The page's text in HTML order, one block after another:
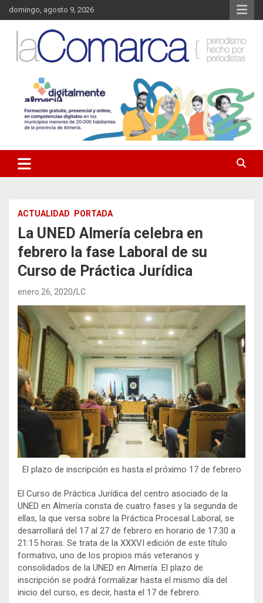
Saltar
al
contenido
domingo, agosto 9, 2026
La Comarca – Noticias del
Almanzora
Almanzora y sus localidades.
ACTUALIDAD PORTADA
La UNED Almería celebra en
febrero la fase Laboral de su
Curso de Práctica Jurídica
enero 26, 2020 LC
El plazo de inscripción es hasta el próximo 17 de febrero
El Curso de Práctica Jurídica del centro asociado de la
UNED en Almería consta de cuatro fases y la segunda de
ellas, la que versa sobre la Práctica Procesal Laboral, se
desarrollará del 17 al 27 de febrero en horario de 17:30 a
21:15 horas. Se trata de la XXXVI edición de este título
formativo, uno de los propios más veteranos y
consolidados de la UNED en Almería. El plazo de
inscripción se podrá formalizar hasta el mismo día del
inicio del curso, es decir, hasta el 17 de febrero.